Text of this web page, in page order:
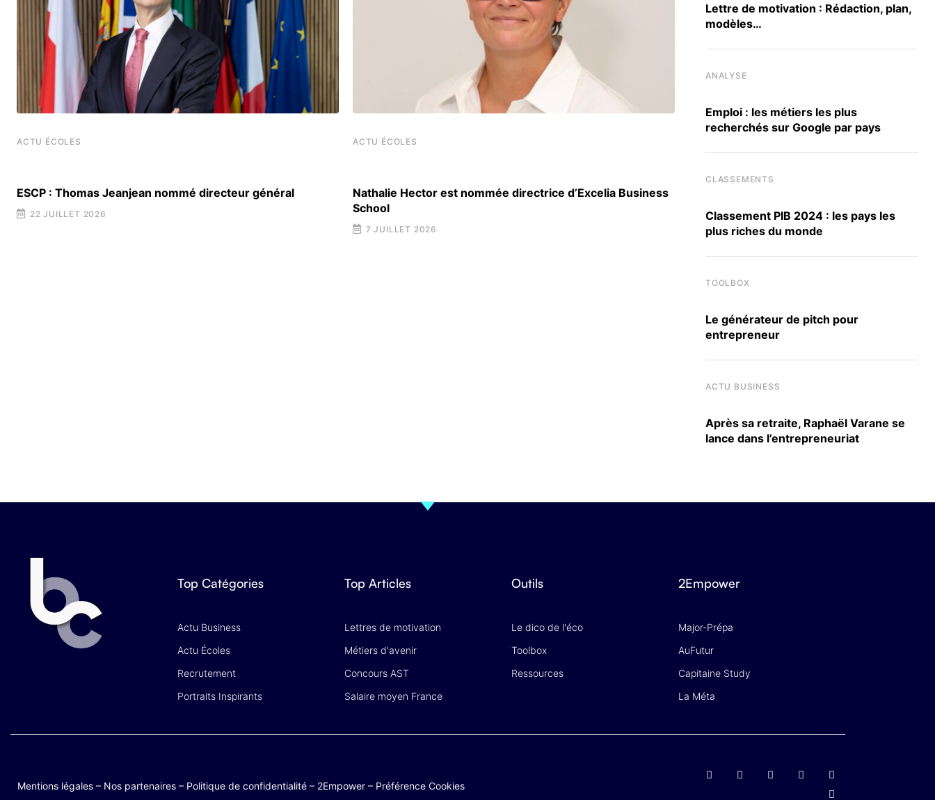
ACTU ÉCOLES
ESCP : Thomas Jeanjean nommé directeur général
22 JUILLET 2026
ACTU ÉCOLES
Nathalie Hector est nommée directrice d’Excelia Business
School
7 JUILLET 2026
accords internationaux
3 JUILLET 2026
Lettre de motivation : Rédaction, plan,
modèles…
ANALYSE
Emploi : les métiers les plus
recherchés sur Google par pays
CLASSEMENTS
Classement PIB 2024 : les pays les
plus riches du monde
TOOLBOX
Le générateur de pitch pour
entrepreneur
ACTU BUSINESS
Après sa retraite, Raphaël Varane se
lance dans l’entrepreneuriat
Top Catégories
Actu Business
Actu Écoles
Recrutement
Portraits Inspirants
Top Articles
Lettres de motivation
Métiers d'avenir
Concours AST
Salaire moyen France
Outils
Le dico de l'éco
Toolbox
Ressources
2Empower
Major-Prépa
AuFutur
Capitaine Study
La Méta
Mentions légales – Nos partenaires – Politique de confidentialité – 2Empower – Préférence Cookies